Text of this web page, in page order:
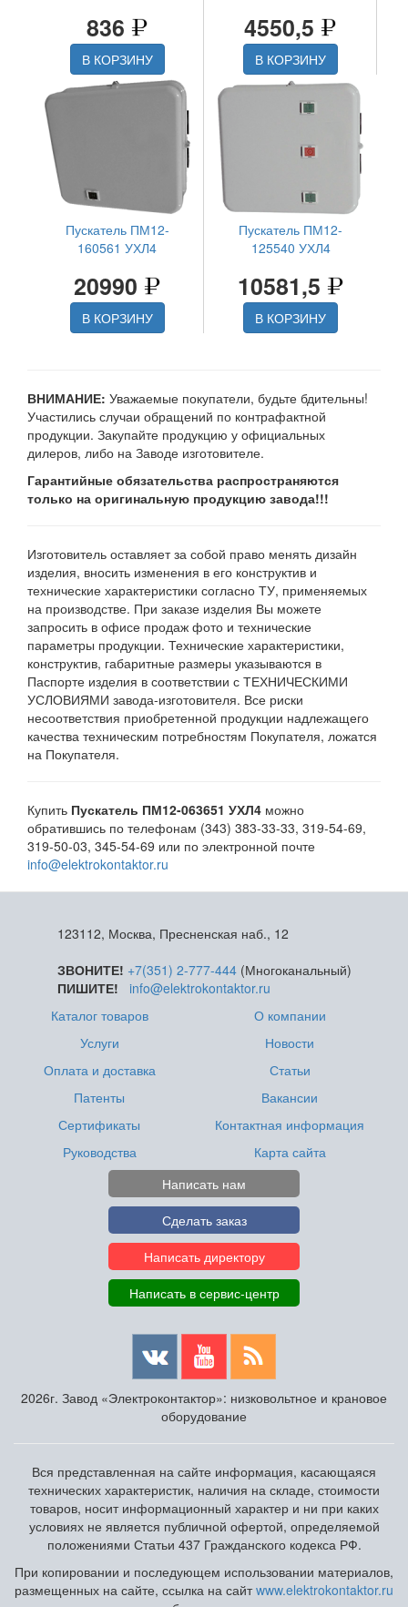
836
В КОРЗИНУ
4550,5
В КОРЗИНУ
Пускатель ПМ12-
160561 УХЛ4
20990
В КОРЗИНУ
Пускатель ПМ12-
125540 УХЛ4
10581,5
В КОРЗИНУ
ВНИМАНИЕ: Уважаемые покупатели, будьте бдительны!
Участились случаи обращений по контрафактной
продукции. Закупайте продукцию у официальных
дилеров, либо на Заводе изготовителе.
Гарантийные обязательства распространяются
только на оригинальную продукцию завода!!!
Изготовитель оставляет за собой право менять дизайн
изделия, вносить изменения в его конструктив и
технические характеристики согласно ТУ, применяемых
на производстве. При заказе изделия Вы можете
запросить в офисе продаж фото и технические
параметры продукции. Технические характеристики,
конструктив, габаритные размеры указываются в
Паспорте изделия в соответствии с ТЕХНИЧЕСКИМИ
УСЛОВИЯМИ завода-изготовителя. Все риски
несоответствия приобретенной продукции надлежащего
качества техническим потребностям Покупателя, ложатся
на Покупателя.
Купить Пускатель ПМ12-063651 УХЛ4 можно
обратившись по телефонам (343) 383-33-33, 319-54-69,
319-50-03, 345-54-69 или по электронной почте
info@elektrokontaktor.ru
123112, Москва, Пресненская наб., 12
ЗВОНИТЕ! +7(351) 2-777-444(Многоканальный)
ПИШИТЕ!
info@elektrokontaktor.ru
Каталог товаров
Услуги
Оплата и доставка
Патенты
Сертификаты
Руководства
О компании
Новости
Статьи
Вакансии
Контактная информация
Карта сайта
Написать нам
Сделать заказ
Написать директору
Написать в сервис-центр
2026г. Завод «Электроконтактор»: низковольтное и крановое
оборудование
Вся представленная на сайте информация, касающаяся
технических характеристик, наличия на складе, стоимости
товаров, носит информационный характер и ни при каких
условиях не является публичной офертой, определяемой
положениями Статьи 437 Гражданского кодекса РФ.
При копировании и последующем использовании материалов,
размещенных на сайте, ссылка на сайтwww.elektrokontaktor.ru